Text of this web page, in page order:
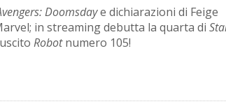
Doomsdaye dichiarazioni di Feige
in streaming debutta la quarta di
Robotnumero 105!